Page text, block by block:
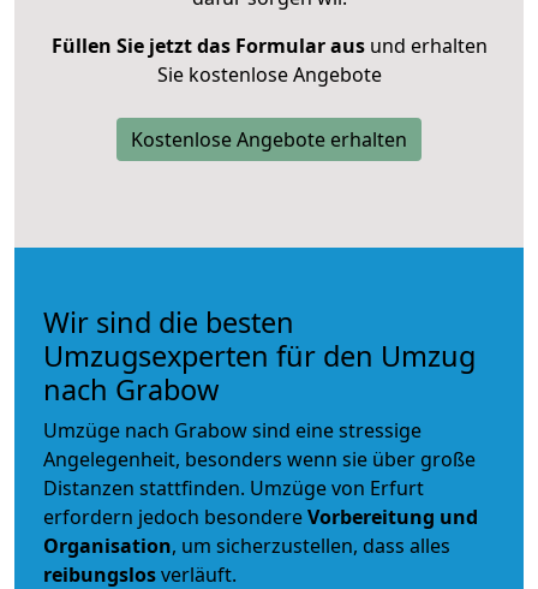
Füllen Sie jetzt das Formular ausund erhalten
Sie kostenlose Angebote
Kostenlose Angebote erhalten
Wir sind die besten
Umzugsexperten für den Umzug
nach Grabow
Umzüge nach Grabow sind eine stressige
Angelegenheit, besonders wenn sie über große
Distanzen stattfinden. Umzüge von Erfurt
erfordern jedoch besondereVorbereitung und
Organisation, um sicherzustellen, dass alles
reibungslosverläuft.